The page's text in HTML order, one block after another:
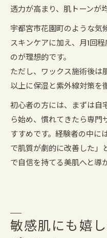
透力が高まり、肌トーンが
宇都宮市花園町のような気
スキンケアに加え、月1回
のが理想的です。
ただし、ワックス施術後は
以上に保湿と紫外線対策を
初心者の方には、まずは自
ら始め、慣れてきたら専門
すすめです。経験者の中に
で肌質が劇的に改善した」
で自信を持てる美肌へと導
敏感肌にも嬉